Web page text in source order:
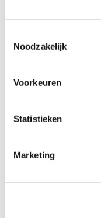
Noodzakelijk
Voorkeuren
Statistieken
Marketing